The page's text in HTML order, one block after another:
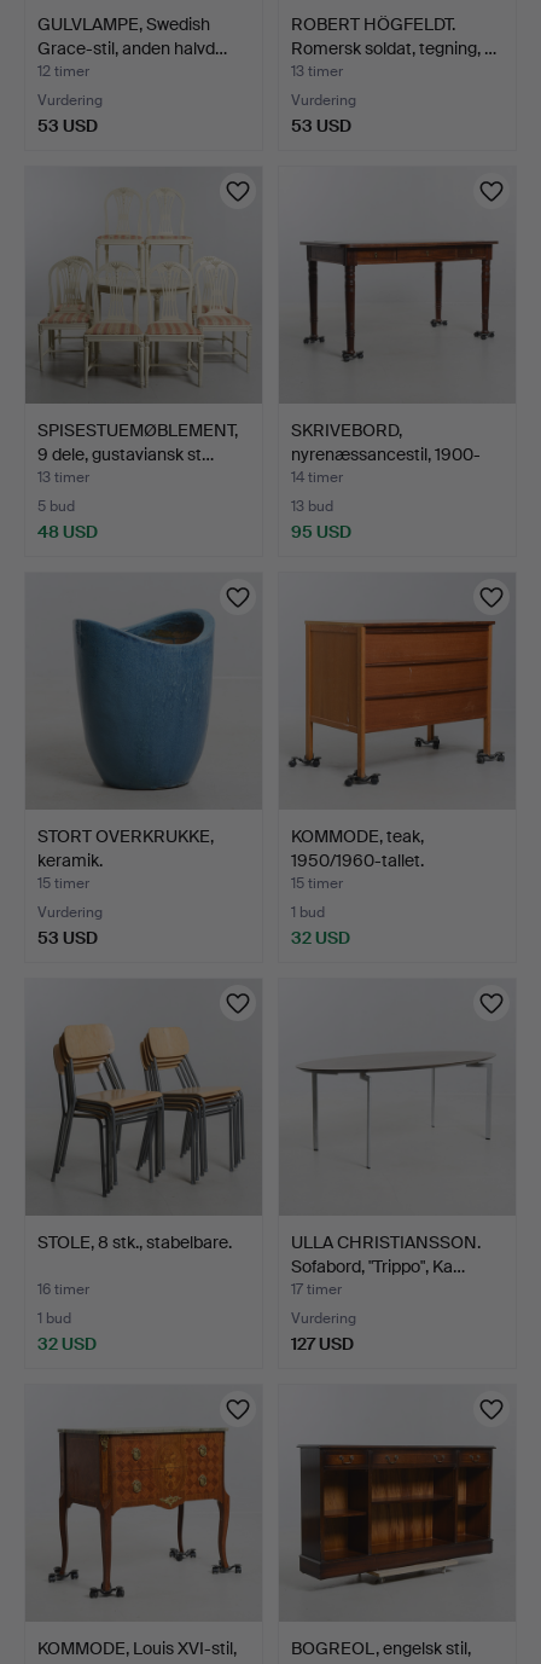
GULVLAMPE, Swedish
Grace-stil, anden halvd…
12 timer
Vurdering
53 USD
ROBERT HÖGFELDT.
Romersk soldat, tegning, …
13 timer
Vurdering
53 USD
SPISESTUEMØBLEMENT,
9 dele, gustaviansk st…
13 timer
5 bud
48 USD
SKRIVEBORD,
nyrenæssancestil, 1900-
tallet.
14 timer
13 bud
95 USD
STORT OVERKRUKKE,
keramik.
15 timer
Vurdering
53 USD
KOMMODE, teak,
1950/1960-tallet.
15 timer
1 bud
32 USD
STOLE, 8 stk., stabelbare.
16 timer
1 bud
32 USD
ULLA CHRISTIANSSON.
Sofabord, "Trippo", Ka…
17 timer
Vurdering
127 USD
KOMMODE, Louis XVI-stil,
BOGREOL, engelsk stil,